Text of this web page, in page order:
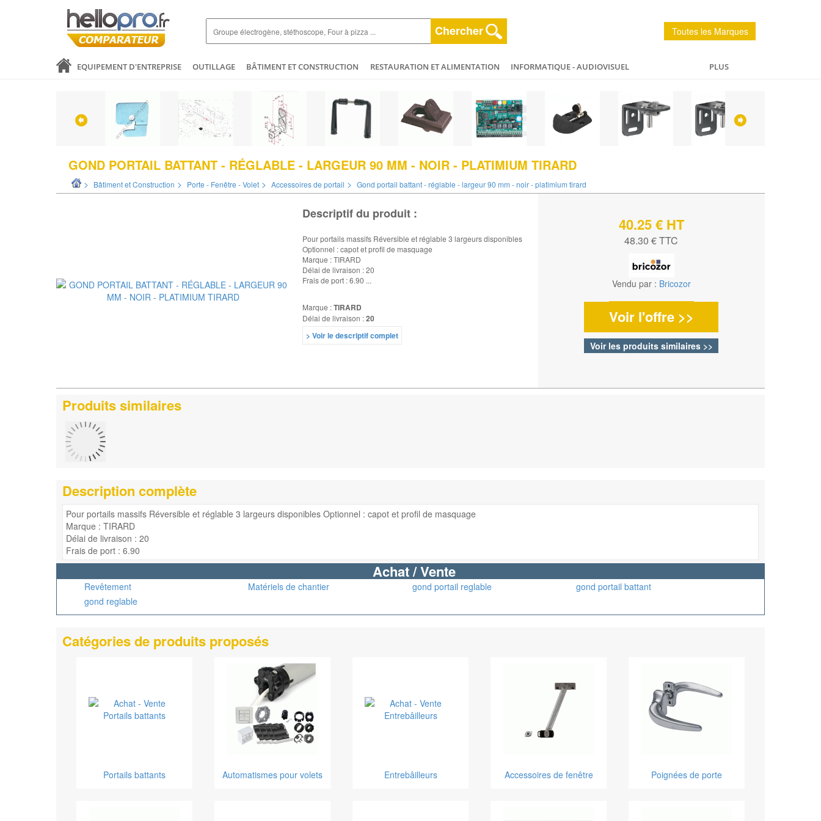
Chercher Toutes les Marques
EQUIPEMENT D'ENTREPRISE OUTILLAGE BÂTIMENT ET CONSTRUCTION RESTAURATION ET ALIMENTATION
INFORMATIQUE - AUDIOVISUEL
LOGISTIQUE ET EMBALLAGE
ELECTRICITÉ MODE ET BEAUTÉ MÉCANIQUE ET VÉHICULES PLOMBERIE - CHAUFFAGERIE SPORTS ET LOISIRS
PLUS
GOND PORTAIL BATTANT - RÉGLABLE - LARGEUR 90 MM - NOIR - PLATIMIUM TIRARD
> Bâtiment et Construction > Porte - Fenêtre - Volet > Accessoires de portail > Gond portail battant - réglable - largeur 90 mm - noir - platimium tirard
Descriptif du produit :
Pour portails massifs Réversible et réglable 3 largeurs disponibles
Optionnel : capot et profil de masquage
Marque : TIRARD
Délai de livraison : 20
Frais de port : 6.90 ...
Marque :TIRARD
Délai de livraison :20
> Voir le descriptif complet
40.25 € HT
48.30 € TTC
Vendu par : Bricozor
Voir l'offre >>
Voir les produits similaires >>
Produits similaires
Description complète
Pour portails massifs Réversible et réglable 3 largeurs disponibles Optionnel : capot et profil de masquage
Marque : TIRARD
Délai de livraison : 20
Frais de port : 6.90
Achat / Vente
Revêtement Matériels de chantier gond portail reglable
gond portail battant
gond reglable
Catégories de produits proposés
Portails battants Automatismes pour volets Entrebâilleurs Accessoires de fenêtre Poignées de porte